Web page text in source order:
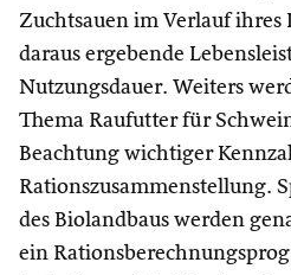
Zuchtsauen im Verlauf ihres
daraus ergebende
Nutzungsdauer. Weiters
Thema Raufutter für
Beachtung wichtiger
Rationszusammenstellung.
des Biolandbaus werden
ein